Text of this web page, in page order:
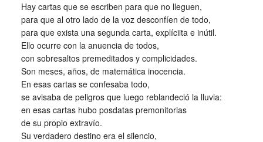
Hay cartas que se escriben para que no lleguen,
para que al otro lado de la voz desconfíen de todo,
para que exista una segunda carta, explíciita e inútil.
Ello ocurre con la anuencia de todos,
con sobresaltos premeditados y complicidades.
Son meses, años, de matemática inocencia.
En esas cartas se confesaba todo,
se avisaba de peligros que luego reblandeció la lluvia:
en esas cartas hubo posdatas premonitorias
de su propio extravío.
Su verdadero destino era el silencio,